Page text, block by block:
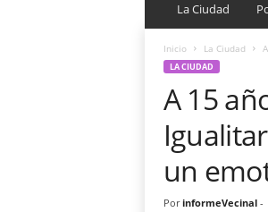
e
La Ciudad
Inicio La Ciudad
LA CIUDAD
A 15
un
Por informeVecinal-